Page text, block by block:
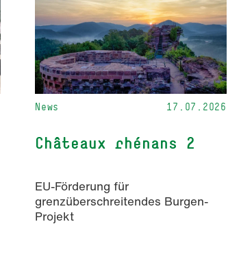
News 17.07.2026
Châteaux rhénans 2
EU-Förderung für
grenzüberschreitendes Burgen-
Projekt